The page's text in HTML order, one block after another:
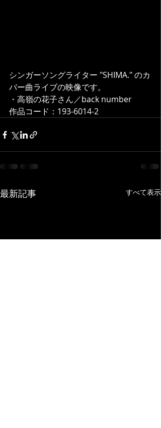
シンガーソングライター "SHIMA." のカ
バー曲ライブの映像です。
・高嶺の花子さん／back number
作品コード：193-6014-2
最新記事 すべて表示